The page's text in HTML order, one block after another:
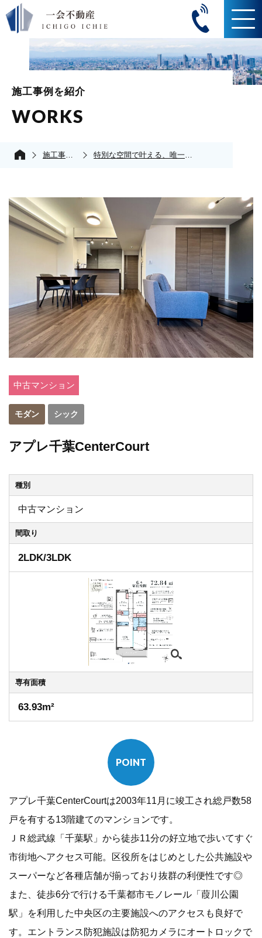
施工事例を紹介
WORKS
施工事例の紹介 特別な空間で叶える、唯一無二の暮らし
中古マンション
モダン シック
アプレ千葉CenterCourt
種別
中古マンション
間取り
2LDK/3LDK
専有面積
63.93m²
POINT
アプレ千葉CenterCourtは2003年11月に竣工され総戸数58
戸を有する13階建てのマンションです。
ＪＲ総武線「千葉駅」から徒歩11分の好立地で歩いてすぐ
市街地へアクセス可能。区役所をはじめとした公共施設や
スーパーなど各種店舗が揃っており抜群の利便性です◎
また、徒歩6分で行ける千葉都市モノレール「葭川公園
駅」を利用した中央区の主要施設へのアクセスも良好で
す。エントランス防犯施設は防犯カメラにオートロックで